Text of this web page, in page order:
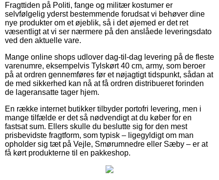
Fragttiden på Politi, fange og militær kostumer er
selvfølgelig yderst bestemmende forudsat vi behøver dine
nye produkter om et øjeblik, så i det øjemed er det ret
væsentligt at vi ser nærmere på den anslåede leveringsdato
ved den aktuelle vare.
Mange online shops udlover dag-til-dag levering på de fleste
varenumre, eksempelvis Tylskørt 40 cm, army, som beroer
på at ordren gennemføres før et nøjagtigt tidspunkt, sådan at
de med sikkerhed kan nå at få ordren distribueret forinden
de lageransatte tager hjem.
En række internet butikker tilbyder portofri levering, men i
mange tilfælde er det så nødvendigt at du køber for en
fastsat sum. Ellers skulle du beslutte sig for den mest
prisbevidste fragtform, som typisk – ligegyldigt om man
opholder sig tæt på Vejle, Smørumnedre eller Sæby – er at
få kørt produkterne til en pakkeshop.